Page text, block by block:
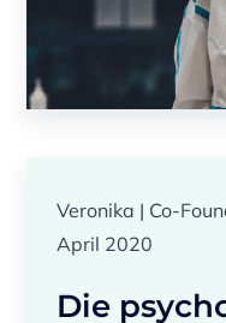
Veronika | Co-
April 2020
Die